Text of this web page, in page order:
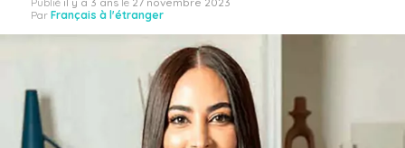
Par Français à l'étranger